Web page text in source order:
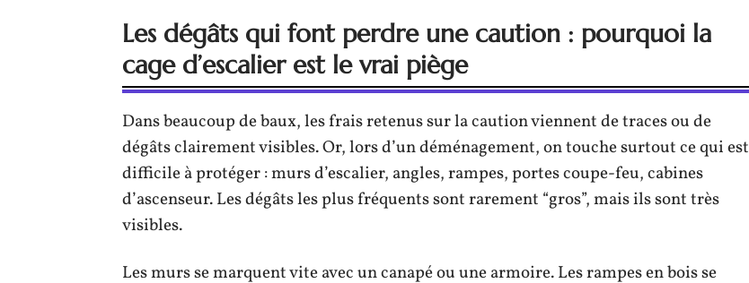
Les dégâts qui font perdre une caution : pourquoi la
cage d’escalier est le vrai piège
Dans beaucoup de baux, les frais retenus sur la caution viennent de traces ou de
dégâts clairement visibles. Or, lors d’un déménagement, on touche surtout ce qui est
difficile à protéger : murs d’escalier, angles, rampes, portes coupe-feu, cabines
d’ascenseur. Les dégâts les plus fréquents sont rarement “gros”, mais ils sont très
visibles.
Les murs se marquent vite avec un canapé ou une armoire. Les rampes en bois se